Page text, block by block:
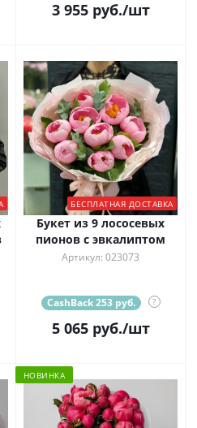
3 955руб./шт
БЕСПЛАТНАЯ ДОСТАВКА
Букет из 9 лососевых
пионов с эвкалиптом
Артикул: 023073
CashBack 253 руб. ?
5 065руб./шт
НОВИНКА